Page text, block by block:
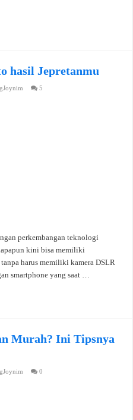
hasil Jepretanmu
5
perkembangan teknologi
kini bisa memiliki
harus memiliki kamera DSLR
smartphone yang saat …
Murah? Ini Tipsnya
0